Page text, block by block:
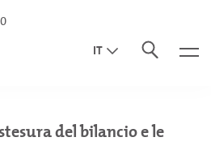
IT
del bilancio e le